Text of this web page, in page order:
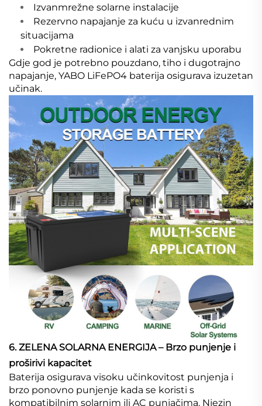
Izvanmrežne solarne instalacije
Rezervno napajanje za kuću u izvanrednim
situacijama
Pokretne radionice i alati za vanjsku uporabu
Gdje god je potrebno pouzdano, tiho i dugotrajno
napajanje, YABO LiFePO4 baterija osigurava izuzetan
učinak.
6. ZELENA SOLARNA ENERGIJA – Brzo punjenje i
proširivi kapacitet
Baterija osigurava visoku učinkovitost punjenja i
brzo ponovno punjenje kada se koristi s
kompatibilnim solarnim ili AC punjačima. Njezin